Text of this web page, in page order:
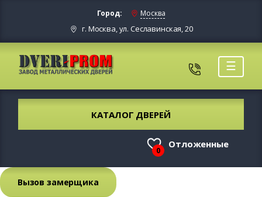
Город: Москва
г. Москва, ул. Сеславинская, 20
☰
КАТАЛОГ ДВЕРЕЙ
0
Отложенные
Вызов замерщика